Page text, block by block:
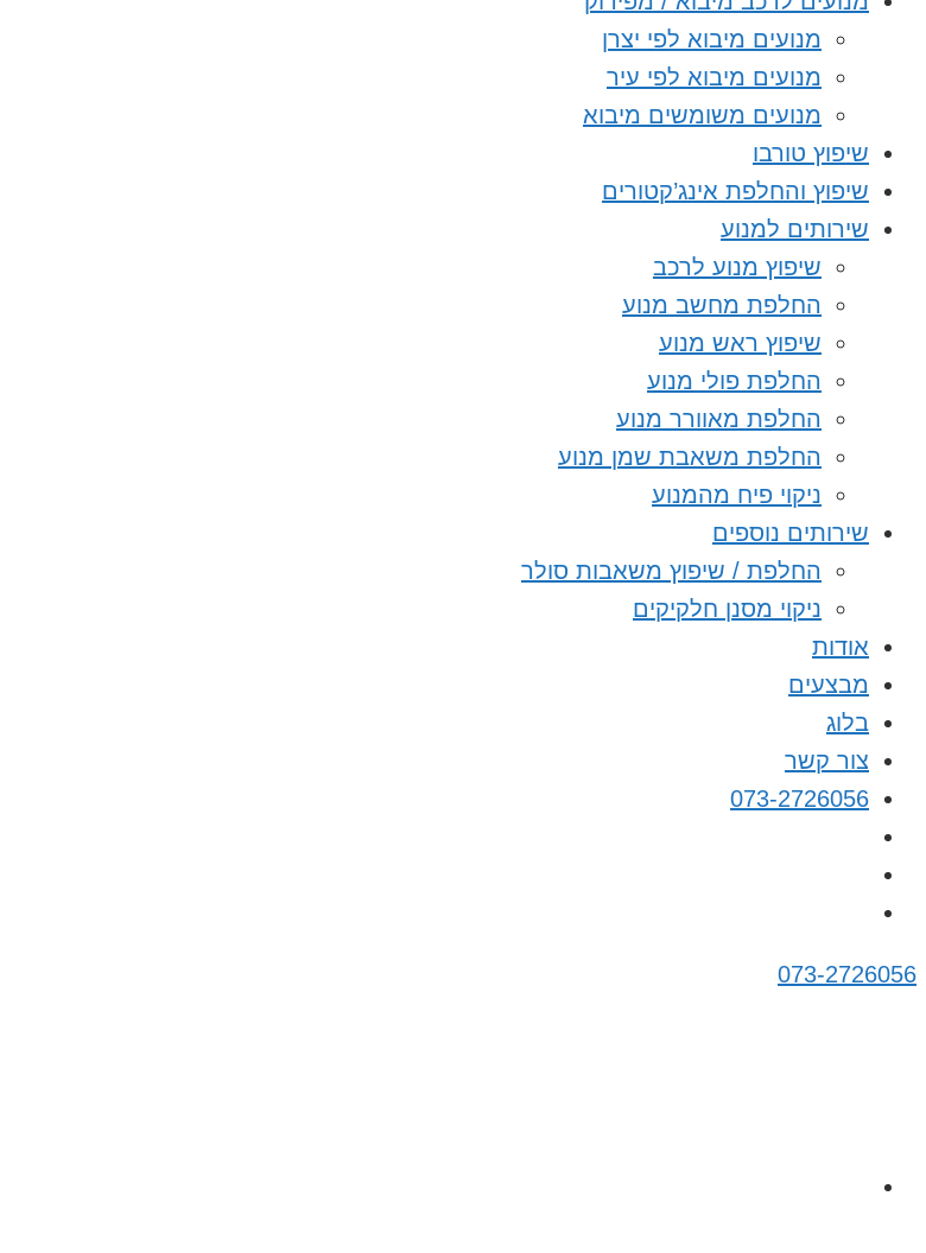
מנועים מיבוא לפי יצרן
מנועים מיבוא לפי עיר
מנועים משומשים מיבוא
שיפוץ טורבו
שיפוץ והחלפת אינג’קטורים
שירותים למנוע
שיפוץ מנוע לרכב
החלפת מחשב מנוע
שיפוץ ראש מנוע
החלפת פולי מנוע
החלפת מאוורר מנוע
החלפת משאבת שמן מנוע
ניקוי פיח מהמנוע
שירותים נוספים
החלפת / שיפוץ משאבות סולר
ניקוי מסנן חלקיקים
אודות
מבצעים
בלוג
צור קשר
073-2726056
073-2726056